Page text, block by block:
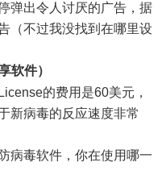
弹出令人讨厌的广告，据
（不过我没找到在哪里设
软件）
的费用是60美元，
新病毒的反应速度非常
毒软件，你在使用哪一